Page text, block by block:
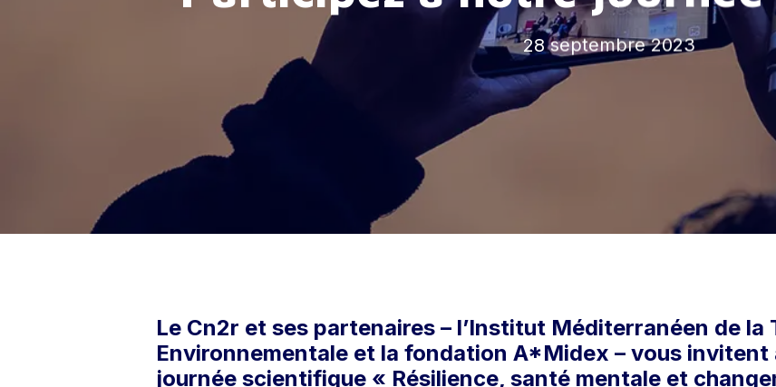
Hit enter to search or ESC to close
28 septembre 2023
Le Cn2r et ses partenaires – l’Institut Méditerranéen de la
Environnementale et la fondation A*Midex – vous invitent
journée scientifique « Résilience, santé mentale et